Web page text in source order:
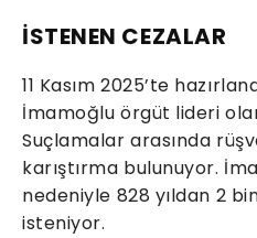
İSTENEN CEZALAR
11 Kasım 2025’te
İmamoğlu örgüt lideri
Suçlamalar arasında
karıştırma bulunuyor.
nedeniyle 828 yıldan 2
isteniyor.